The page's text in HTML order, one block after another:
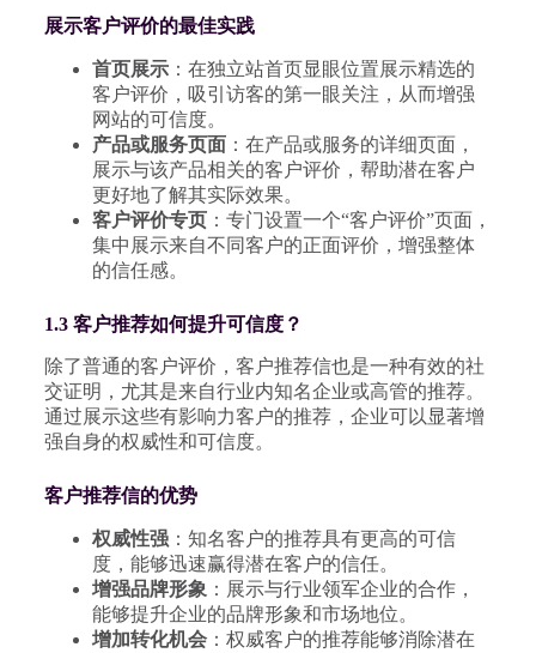
展示客户评价的最佳实践
首页展示：在独立站首页显眼位置展示精选的
客户评价，吸引访客的第一眼关注，从而增强
网站的可信度。
产品或服务页面：在产品或服务的详细页面，
展示与该产品相关的客户评价，帮助潜在客户
更好地了解其实际效果。
客户评价专页：专门设置一个“客户评价”页面，
集中展示来自不同客户的正面评价，增强整体
的信任感。
1.3 客户推荐如何提升可信度？
除了普通的客户评价，客户推荐信也是一种有效的社
交证明，尤其是来自行业内知名企业或高管的推荐。
通过展示这些有影响力客户的推荐，企业可以显著增
强自身的权威性和可信度。
客户推荐信的优势
权威性强：知名客户的推荐具有更高的可信
度，能够迅速赢得潜在客户的信任。
增强品牌形象 ：展示与行业领军企业的合作，
能够提升企业的品牌形象和市场地位。
增加转化机会：权威客户的推荐能够消除潜在